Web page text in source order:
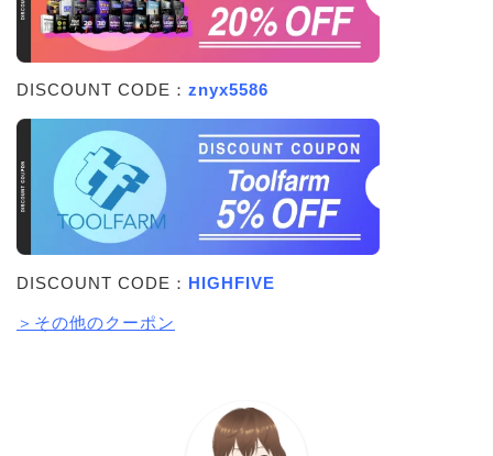
DISCOUNT CODE： znyx5586
DISCOUNT CODE： HIGHFIVE
＞その他のクーポン